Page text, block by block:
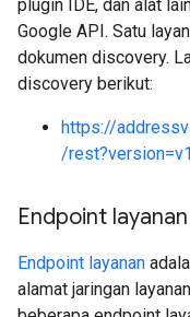
plugin IDE, dan alat
Google API. Satu
dokumen discovery.
discovery berikut:
https://
/rest?version=v1
Endpoint layanan
Endpoint layanan
alamat jaringan